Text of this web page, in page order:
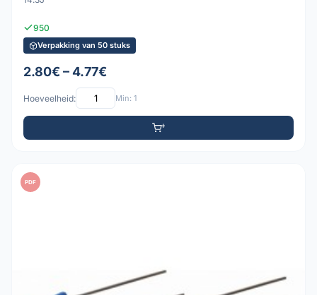
950
Verpakking van 50 stuks
2.80€ – 4.77€
Hoeveelheid: Min: 1
PDF